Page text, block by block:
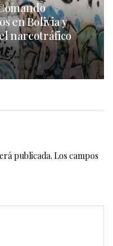
en Bolivia y
narcotráfico
publicada. Los campos